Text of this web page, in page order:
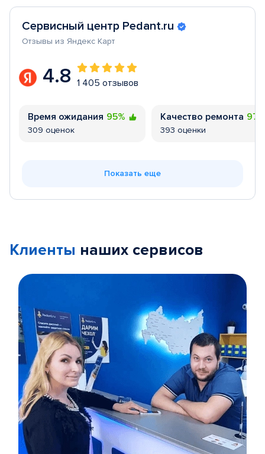
Сервисный центр Pedant.ru
Отзывы из Яндекс Карт
4.8 1 405 отзывов
Время ожидания 95%
309 оценок
Качество ремонта
393 оценки
Показать еще
Клиенты наших сервисов